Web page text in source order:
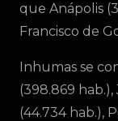
que Anápolis
Francisco de
Inhumas se
(398.869
(44.734 hab.),